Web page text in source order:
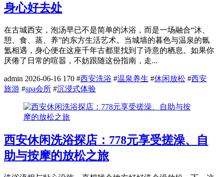
身心好去处
在古城西安，泡汤早已不是简单的沐浴，而是一场融合“沐、
憩、食、蒸、养”的东方生活艺术。当城墙的暮色与温泉的氤
氲相遇，身心便在这座千年古都里找到了诗意的栖息。如果你
厌倦了日常的喧嚣，不妨跟随这份指南，走...
admin 2026-06-16 170 #西安洗浴 #温泉养生 #休闲放松 #西安
旅游 #spa会所 #沉浸式体验
西安休闲洗浴探店：778元享受搓澡、自
助与按摩的放松之旅